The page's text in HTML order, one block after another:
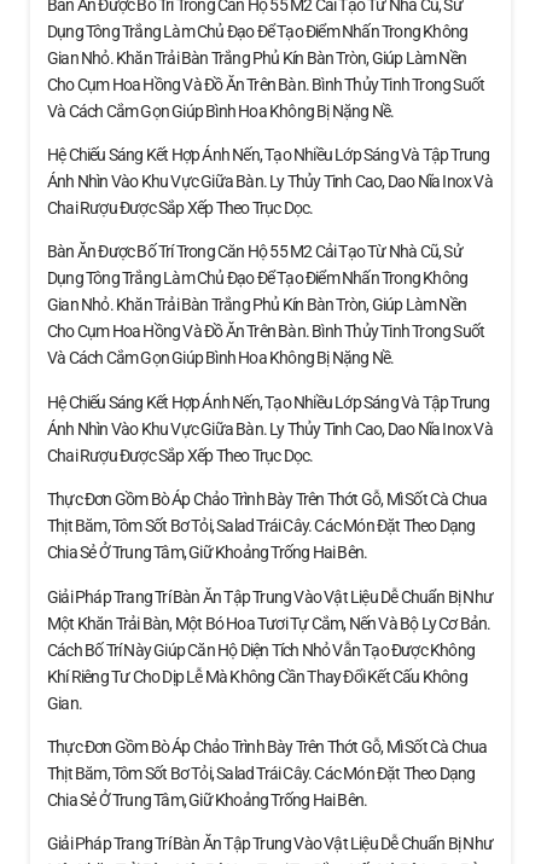
Bàn Ăn Được Bố Trí Trong Căn Hộ 55 M2 Cải Tạo Từ Nhà Cũ, Sử
Dụng Tông Trắng Làm Chủ Đạo Để Tạo Điểm Nhấn Trong Không
Gian Nhỏ. Khăn Trải Bàn Trắng Phủ Kín Bàn Tròn, Giúp Làm Nền
Cho Cụm Hoa Hồng Và Đồ Ăn Trên Bàn. Bình Thủy Tinh Trong Suốt
Và Cách Cắm Gọn Giúp Bình Hoa Không Bị Nặng Nề.
Hệ Chiếu Sáng Kết Hợp Ánh Nến, Tạo Nhiều Lớp Sáng Và Tập Trung
Ánh Nhìn Vào Khu Vực Giữa Bàn. Ly Thủy Tinh Cao, Dao Nĩa Inox Và
Chai Rượu Được Sắp Xếp Theo Trục Dọc.
Bàn Ăn Được Bố Trí Trong Căn Hộ 55 M2 Cải Tạo Từ Nhà Cũ, Sử
Dụng Tông Trắng Làm Chủ Đạo Để Tạo Điểm Nhấn Trong Không
Gian Nhỏ. Khăn Trải Bàn Trắng Phủ Kín Bàn Tròn, Giúp Làm Nền
Cho Cụm Hoa Hồng Và Đồ Ăn Trên Bàn. Bình Thủy Tinh Trong Suốt
Và Cách Cắm Gọn Giúp Bình Hoa Không Bị Nặng Nề.
Hệ Chiếu Sáng Kết Hợp Ánh Nến, Tạo Nhiều Lớp Sáng Và Tập Trung
Ánh Nhìn Vào Khu Vực Giữa Bàn. Ly Thủy Tinh Cao, Dao Nĩa Inox Và
Chai Rượu Được Sắp Xếp Theo Trục Dọc.
Thực Đơn Gồm Bò Áp Chảo Trình Bày Trên Thớt Gỗ, Mì Sốt Cà Chua
Thịt Băm, Tôm Sốt Bơ Tỏi, Salad Trái Cây. Các Món Đặt Theo Dạng
Chia Sẻ Ở Trung Tâm, Giữ Khoảng Trống Hai Bên.
Giải Pháp Trang Trí Bàn Ăn Tập Trung Vào Vật Liệu Dễ Chuẩn Bị Như
Một Khăn Trải Bàn, Một Bó Hoa Tươi Tự Cắm, Nến Và Bộ Ly Cơ Bản.
Cách Bố Trí Này Giúp Căn Hộ Diện Tích Nhỏ Vẫn Tạo Được Không
Khí Riêng Tư Cho Dịp Lễ Mà Không Cần Thay Đổi Kết Cấu Không
Gian.
Thực Đơn Gồm Bò Áp Chảo Trình Bày Trên Thớt Gỗ, Mì Sốt Cà Chua
Thịt Băm, Tôm Sốt Bơ Tỏi, Salad Trái Cây. Các Món Đặt Theo Dạng
Chia Sẻ Ở Trung Tâm, Giữ Khoảng Trống Hai Bên.
Giải Pháp Trang Trí Bàn Ăn Tập Trung Vào Vật Liệu Dễ Chuẩn Bị Như